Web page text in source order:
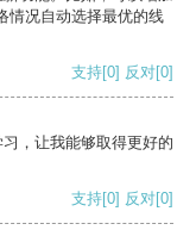
情况自动选择最优的线
支持[0] 反对[0]
，让我能够取得更好的
支持[0] 反对[0]